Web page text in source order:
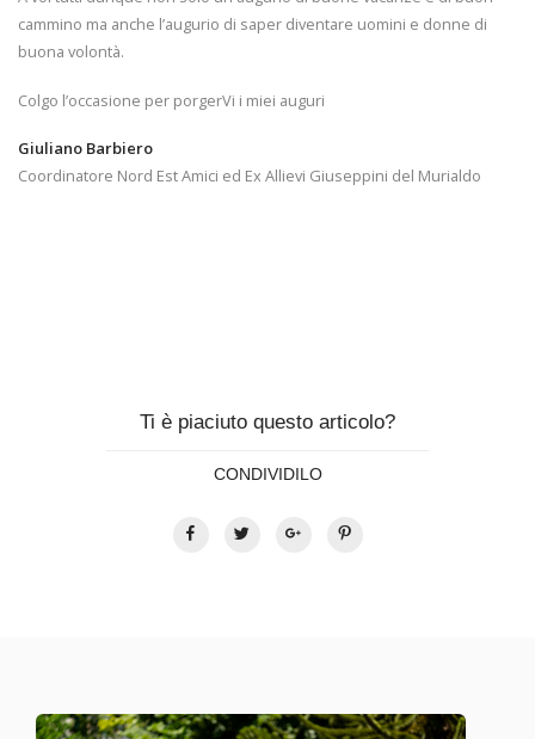
cammino ma anche l’augurio di saper diventare uomini e donne di
buona volontà.
Colgo l’occasione per porgerVi i miei auguri
Giuliano Barbiero
Coordinatore Nord Est Amici ed Ex Allievi Giuseppini del Murialdo
Ti è piaciuto questo articolo?
CONDIVIDILO